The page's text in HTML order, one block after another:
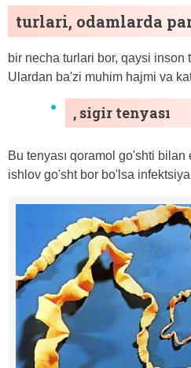
turlari, odamlarda
bir necha turlari bor, qaysi
Ulardan ba'zi muhim hajmi va
, sigir tenyası
Bu tenyası qoramol go'shti
ishlov go'sht bor bo'lsa